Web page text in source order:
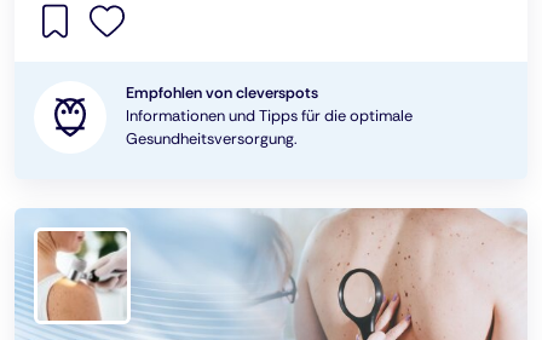
Empfohlen von cleverspots
Informationen und Tipps für die optimale
Gesundheitsversorgung.